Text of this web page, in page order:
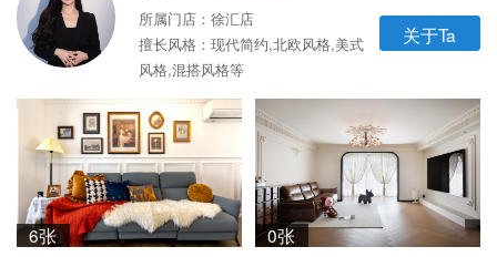
所属门店：徐汇店
擅长风格：现代简约,北欧风格,美式
风格,混搭风格等
关于Ta
6张 0张